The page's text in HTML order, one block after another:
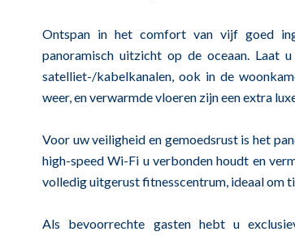
Ontspan in het comfort van vijf goed
panoramisch uitzicht op de oceaan. Laat
satelliet-/kabelkanalen, ook in de
weer, en verwarmde vloeren zijn een extra
Voor uw veiligheid en gemoedsrust is het
high-speed Wi-Fi u verbonden houdt en
volledig uitgerust fitnesscentrum, ideaal om
Als bevoorrechte gasten hebt u